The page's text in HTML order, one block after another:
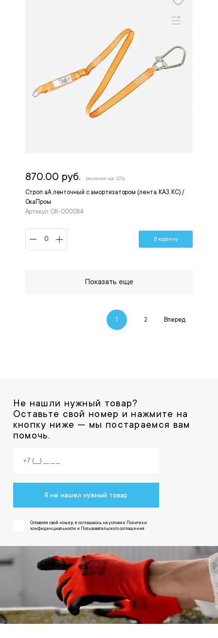
Строп аА ленточный с амортизатором (лента, КА3, КС) /
ОкаПром
Артикул: ОК-000084
870.00 руб. (включая ндс 22%)
В корзину
Показать еще
1 2 Вперед
Не нашли нужный товар?
Оставьте свой номер и нажмите на
кнопку ниже — мы постараемся вам
помочь.
Я не нашел нужный товар
Оставляя свой номер, я соглашаюсь на условие Политики
конфиденциальности и Пользовательского соглашения